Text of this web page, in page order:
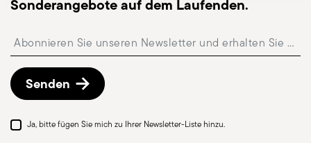
Abholstation möglich und kann beim Checkout
Kostenlose Rückgabe innerhalb von 30 Tagenab
Rückgaberichtlinien-Seite
Vorgehensweise.
Sonderangebote auf dem Laufenden.
Senden
Ja, bitte fügen Sie mich zu Ihrer Newsletter-Liste hinzu.